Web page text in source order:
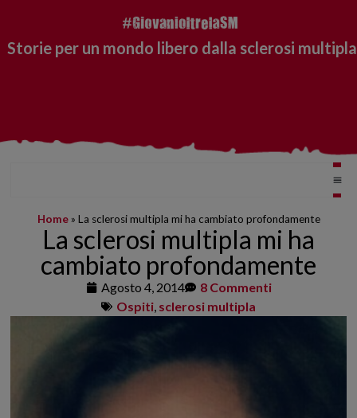
Storie per un mondo libero dalla sclerosi multipla
Home» La sclerosi multipla mi ha cambiato profondamente
La sclerosi multipla mi ha
cambiato profondamente
Agosto 4, 2014
8 Commenti
Ospiti, sclerosi multipla